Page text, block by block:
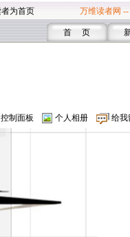
为首页 万维读者网
首 页
控制面板 个人相册 给我